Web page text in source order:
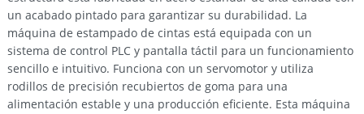
un acabado pintado para garantizar su durabilidad. La
máquina de estampado de cintas está equipada con un
sistema de control PLC y pantalla táctil para un funcionamiento
sencillo e intuitivo. Funciona con un servomotor y utiliza
rodillos de precisión recubiertos de goma para una
alimentación estable y una producción eficiente. Esta máquina